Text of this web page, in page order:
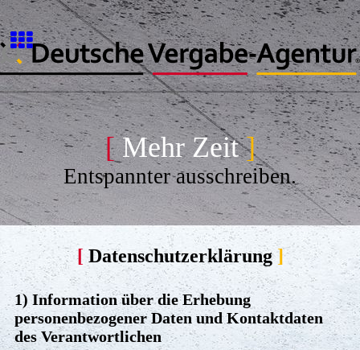
[ Mehr Zeit]
Entspannter ausschreiben.
[ Datenschutzerklärung ]
1) Information über die Erhebung
personenbezogener Daten und Kontaktdaten
des Verantwortlichen